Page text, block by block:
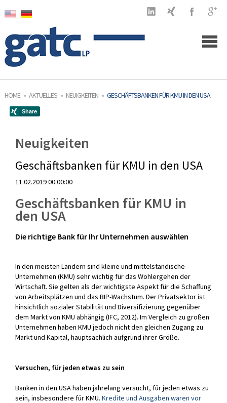
Unternehmen
Kunden
Leistungen
US Markt
Aktuelles
Neuigkeiten
Veranstaltungen
Karriere
Publikationen
Kontakt
HOME » AKTUELLES » NEUIGKEITEN » GESCHÄFTSBANKEN FÜR KMU IN DEN USA
Neuigkeiten
Geschäftsbanken für KMU in den USA
11.02.2019 00:00:00
Geschäftsbanken für KMU in
den USA
Die richtige Bank für Ihr Unternehmen auswählen
In den meisten Ländern sind kleine und mittelständische
Unternehmen (KMU) sehr wichtig für das Wohlergehen der
Wirtschaft. Sie gelten als der wichtigste Aspekt für die Schaffung
von Arbeitsplätzen und das BIP-Wachstum. Der Privatsektor ist
hinsichtlich sozialer Stabilität und Diversifizierung gegenüber
dem Markt von KMU abhängig (IFC, 2012). Im Vergleich zu großen
Unternehmen haben KMU jedoch nicht den gleichen Zugang zu
Markt und Kapital, hauptsächlich aufgrund ihrer Größe.
Versuchen, für jeden etwas zu sein
Banken in den USA haben jahrelang versucht, für jeden etwas zu
sein, insbesondere für KMU.Kredite und Ausgaben waren vor